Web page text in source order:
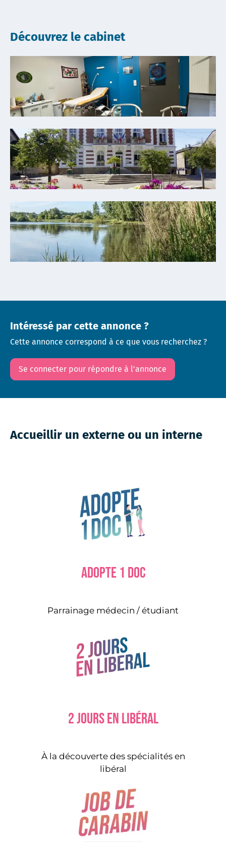
Découvrez le cabinet
Intéressé par cette annonce ?
Cette annonce correspond à ce que vous recherchez ?
Se connecter pour répondre à l'annonce
Accueillir un externe ou un interne
Adopte 1 doc
Parrainage médecin / étudiant
2 jours en libéral
À la découverte des spécialités en
libéral